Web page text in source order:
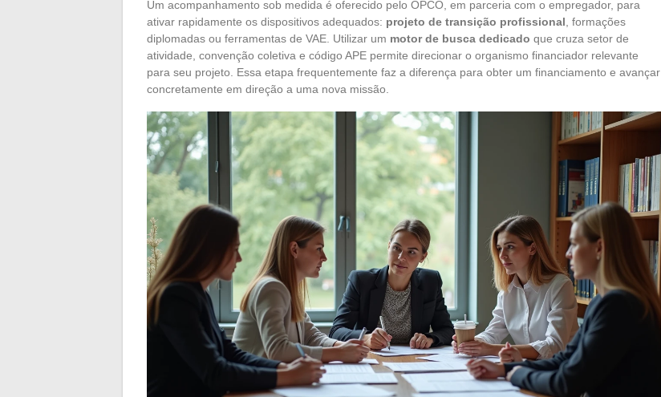
Um acompanhamento sob medida é oferecido pelo OPCO, em parceria com o empregador, para
ativar rapidamente os dispositivos adequados: projeto de transição profissional , formações
diplomadas ou ferramentas de VAE. Utilizar um motor de busca dedicado que cruza setor de
atividade, convenção coletiva e código APE permite direcionar o organismo financiador relevante
para seu projeto. Essa etapa frequentemente faz a diferença para obter um financiamento e avançar
concretamente em direção a uma nova missão.